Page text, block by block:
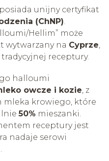
unijny certyfikat
(ChNP).
Hellim” może
wytwarzany na Cyprze,
receptury.
halloumi
owcze i kozie, z
krowiego, które
50% mieszanki.
receptury jest
nadaje serowi